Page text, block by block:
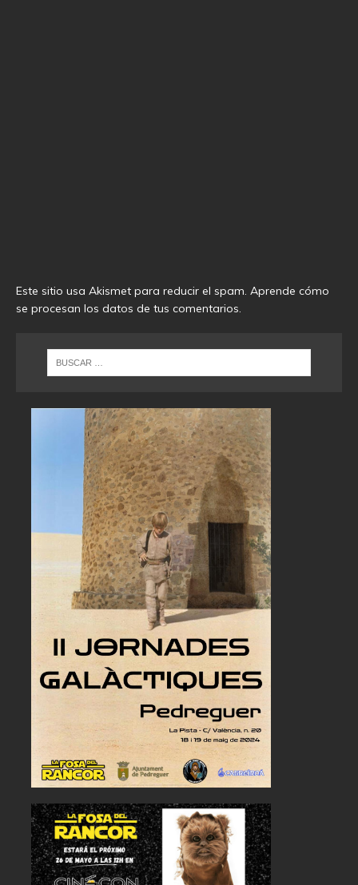
Este sitio usa Akismet para reducir el spam. Aprende cómo
se procesan los datos de tus comentarios